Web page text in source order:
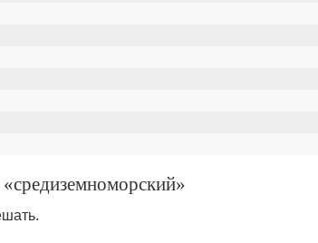
«средиземноморский»